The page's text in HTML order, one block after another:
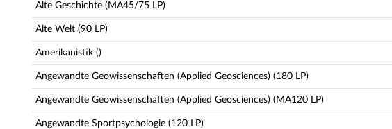
Alte Geschichte (MA45/75 LP)
Alte Welt (90 LP)
Amerikanistik ()
Angewandte Geowissenschaften (Applied Geosciences) (180 LP)
Angewandte Geowissenschaften (Applied Geosciences) (MA120 LP)
Angewandte Sportpsychologie (120 LP)